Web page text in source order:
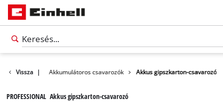
Vissza |
Szerszám Akkumulátoros csavarozók Akkus gipszkarton-csavarozó
PROFESSIONAL Akkus gipszkarton-csavarozó